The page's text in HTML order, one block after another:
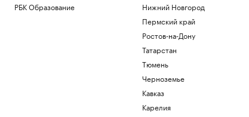
РБК Образование
Нижний Новгород
Пермский край
Ростов-на-Дону
Татарстан
Тюмень
Черноземье
Кавказ
Карелия